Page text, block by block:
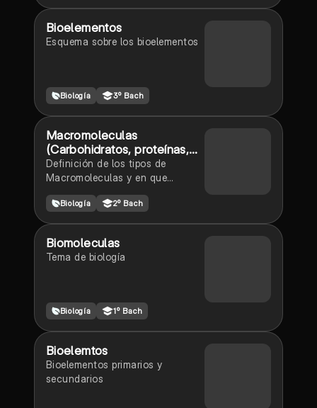
Bioelementos
Esquema sobre los bioelementos
Biología 3º Bach
Macromoleculas
(Carbohidratos, proteínas,
lipidos y vitaminas)
Definición de los tipos de
Macromoleculas y en que
Biología 2º Bach
Biomoleculas
Tema de biología
Biología 1º Bach
Bioelemtos
Bioelementos primarios y
secundarios